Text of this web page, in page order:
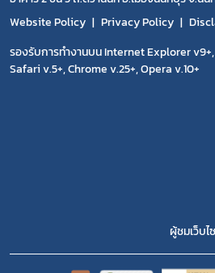
Website Policy
Privacy Policy
รองรับการทำงานบน Internet Explorer
Safari v.5+, Chrome v.25+, Opera v.10+
ผู้ชมเว็บไ